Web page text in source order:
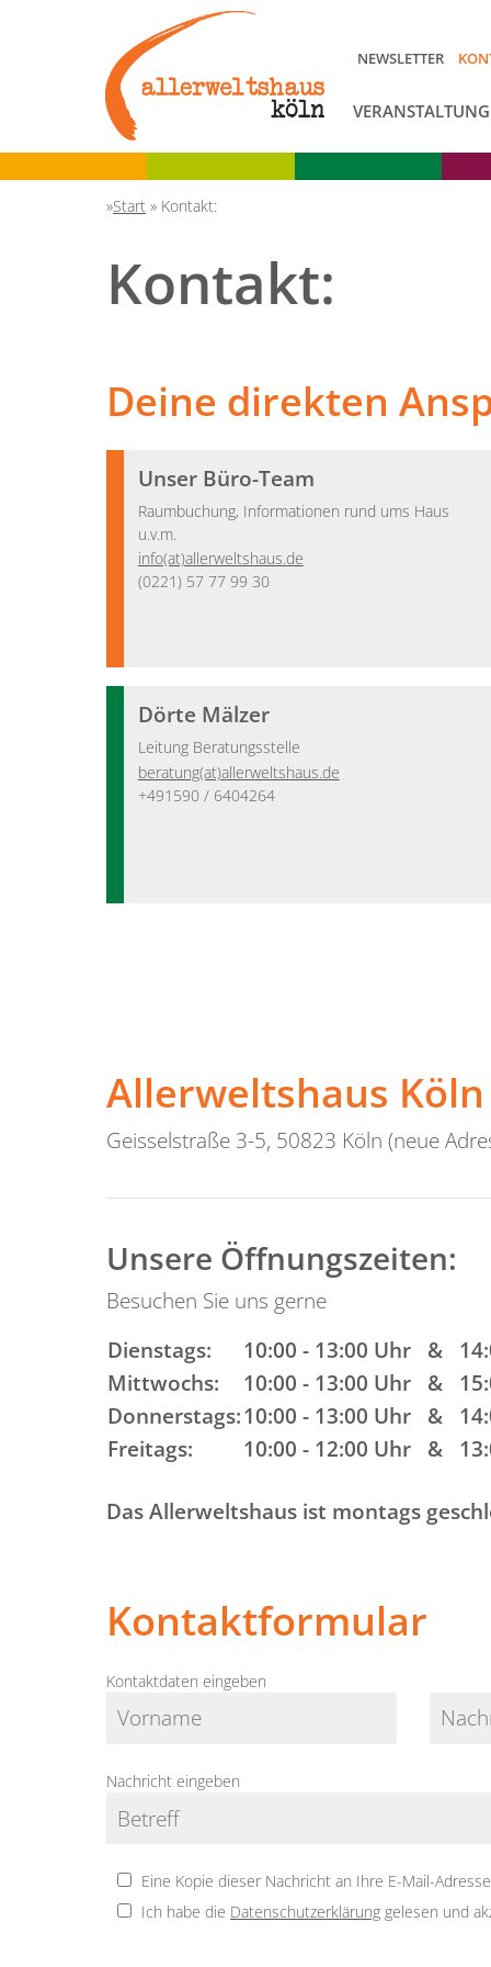
NEWSLETTER
Start » Kontakt:
Kontakt:
Deine direkten
Unser Büro-Team
Raumbuchung, Informationen rund ums Haus
u.v.m.
info(at)allerweltshaus.de
(0221) 57 77 99 30
Dörte Mälzer
Leitung Beratungsstelle
beratung(at)allerweltshaus.de
+491590 / 6404264
Allerweltshaus Köln
Geisselstraße 3-5, 50823 Köln (neue
Unsere Öffnungszeiten:
Besuchen Sie uns gerne
Dienstags:
10:00 - 13:00 Uhr &
Mittwochs:
10:00 - 13:00 Uhr &
Donnerstags:10:00 - 13:00 Uhr &
Freitags:
10:00 - 12:00 Uhr &
Das Allerweltshaus ist montags
Kontaktformular
Kontaktdaten eingeben
Nachricht eingeben
Eine Kopie dieser Nachricht an Ihre E-Mail-
Ich habe die Datenschutzerklärung gelesen und